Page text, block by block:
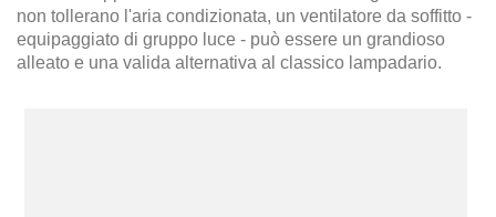
non tollerano l'aria condizionata, un ventilatore da soffitto -
equipaggiato di gruppo luce - può essere un grandioso
alleato e una valida alternativa al classico lampadario.